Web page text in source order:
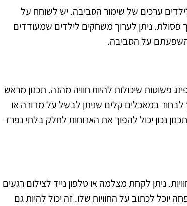
ערכים של שימור הסביבה. יש לשוחח על
ניתן לערוך משחקים לילדים שמעודדים
השפעתם על הסביבה.
פשוטות שיכולות להיות חוויה מהנה. תכנון מראש
במאכלים קלים שניתן לבשל על מדורה או
נכון יכול להפוך את הארוחות לחלק בלתי נפרד
ניתן לקחת מצלמה או טלפון נייד לצילום רגעים
יוכל לכתוב על החוויות שלו. זה יכול להיות גם